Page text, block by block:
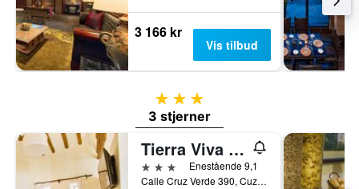
3 166 kr
Vis tilbud
3 stjerner
3 stjerner
Tierra Viva Cusco Centro
3 stjernerEnestående 9,1
Calle Cruz Verde 390, Cuzco, Peru